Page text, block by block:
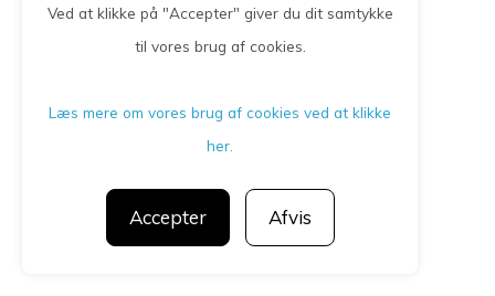
Ved at klikke på "Accepter" giver du dit samtykke
til vores brug af cookies.
Læs mere om vores brug af cookies ved at klikke
her.
Accepter Afvis